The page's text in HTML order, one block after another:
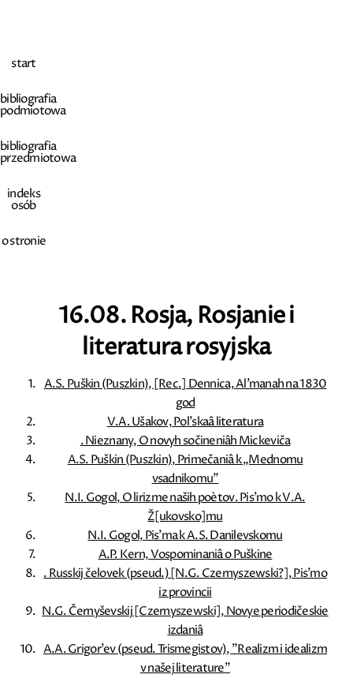
start
bibliografia
podmiotowa
bibliografia
przedmiotowa
indeks
osób
o stronie
16.08. Rosja, Rosjanie i
literatura rosyjska
A.S. Puškin (Puszkin), [Rec.] Dennica, Al'manah na 1830
god
V.A. Ušakov, Pol'skaâ literatura
. Nieznany, O novyh sočineniâh Mickeviča
A.S. Puškin (Puszkin), Primečaniâ k „Mednomu
vsadnikomu”
N.I. Gogol, O lirizme naših poètov. Pis'mo k V.A.
Ž[ukovsko]mu
N.I. Gogol, Pis'ma k A.S. Danilevskomu
A.P. Kern, Vospominaniâ o Puškine
. Russkij čelovek (pseud.) [N.G. Czernyszewski?], Pis'mo
iz provincii
N.G. Černyševskij [Czernyszewski], Novye periodičeskie
izdaniâ
A.A. Grigor'ev (pseud. Trismegistov), ”Realizm i idealizm
v našej literature”